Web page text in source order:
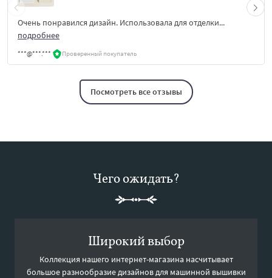
Очень понравился дизайн. Использовала для отделки...
подробнее
***@***.*** Проверенный покупатель
Посмотреть все отзывы
Чего ожидать?
Широкий выбор
Коллекция нашего интернет-магазина насчитывает
большое разнообразие дизайнов для машинной вышивки